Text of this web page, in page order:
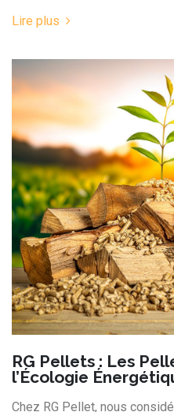
Lire plus
RG Pellets : Les
l’Écologie
Chez RG Pellet, nous